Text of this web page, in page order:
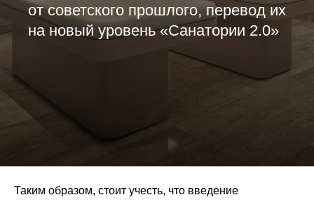
от советского прошлого, перевод их
на новый уровень «Санатории 2.0»
Таким образом, стоит учесть, что введение